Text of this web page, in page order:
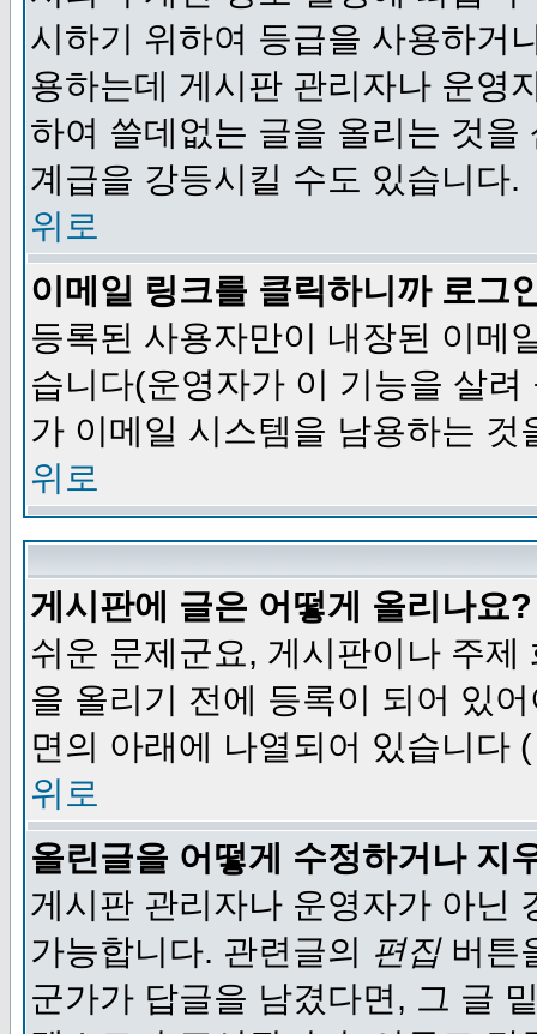
시하기 위하여 등급을 사용하거
용하는데 게시판 관리자나 운영
하여 쓸데없는 글을 올리는 것
계급을 강등시킬 수도 있습니다.
위로
이메일 링크를 클릭하니까 로그
등록된 사용자만이 내장된 이메
습니다(운영자가 이 기능을 살
가 이메일 시스템을 남용하는 것
위로
게시판에 글은 어떻게 올리나요?
쉬운 문제군요, 게시판이나 주
을 올리기 전에 등록이 되어 있
면의 아래에 나열되어 있습니다 (
위로
올린글을 어떻게 수정하거나 지
게시판 관리자나 운영자가 아닌
가능합니다. 관련글의 편집버튼
군가가 답글을 남겼다면, 그 글